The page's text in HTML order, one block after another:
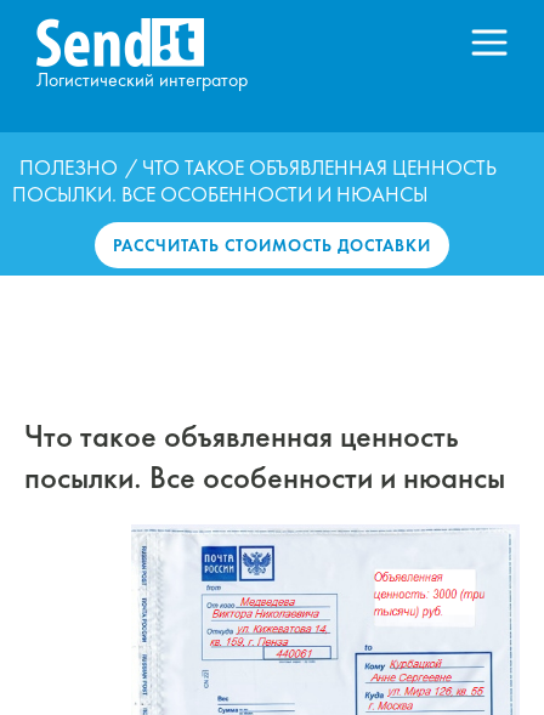
Логистический интегратор
ПОЛЕЗНО / ЧТО ТАКОЕ ОБЪЯВЛЕННАЯ ЦЕННОСТЬ
ПОСЫЛКИ. ВСЕ ОСОБЕННОСТИ И НЮАНСЫ
РАССЧИТАТЬ СТОИМОСТЬ ДОСТАВКИ
Что такое объявленная ценность
посылки. Все особенности и нюансы